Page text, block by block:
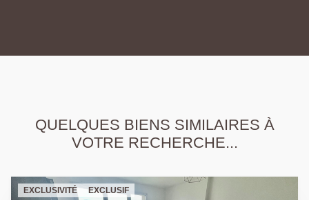
QUELQUES BIENS SIMILAIRES À
VOTRE RECHERCHE...
EXCLUSIVITÉ EXCLUSIF